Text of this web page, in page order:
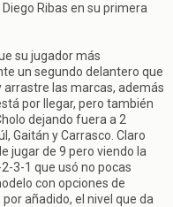
Ribas en su primera
su jugador más
un segundo delantero que
las marcas, además
por llegar, pero también
dejando fuera a 2
Gaitán y Carrasco. Claro
jugar de 9 pero viendo la
3-1 que usó no pocas
con opciones de
añadido, el nivel que da